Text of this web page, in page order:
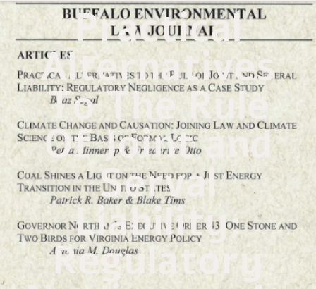
Practical
Alternatives
To The Rule
Of Joint and
Serval
Liability:
Regulatory